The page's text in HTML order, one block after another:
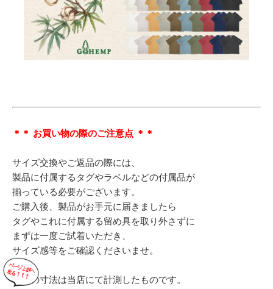
＊＊ お買い物の際のご注意点 ＊＊
サイズ交換やご返品の際には、
製品に付属するタグやラベルなどの付属品が
揃っている必要がございます。
ご購入後、製品がお手元に届きましたら
タグやこれに付属する留め具を取り外さずに
まずは一度ご試着いただき、
サイズ感等をご確認くださいませ。
表記の寸法は当店にて計測したものです。